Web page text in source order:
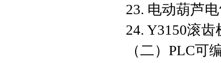
23. 电动葫芦
24. Y3150滚
（二）PLC可